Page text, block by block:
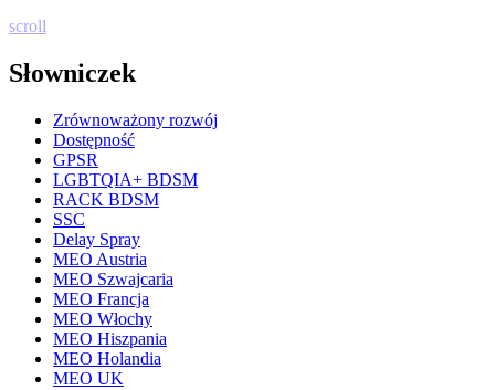
scroll
Słowniczek
Zrównoważony rozwój
Dostępność
GPSR
LGBTQIA+ BDSM
RACK BDSM
SSC
Delay Spray
MEO Austria
MEO Szwajcaria
MEO Francja
MEO Włochy
MEO Hiszpania
MEO Holandia
MEO UK